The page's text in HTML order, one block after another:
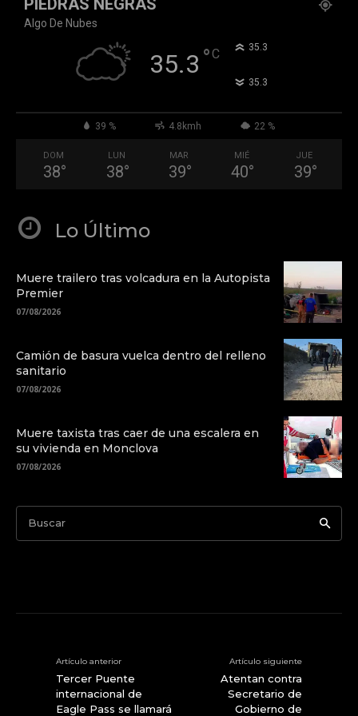
PIEDRAS NEGRAS
Algo De Nubes
35.3 °C 35.3
35.3
39 % 4.8kmh 22 %
DOM
38°
LUN
38°
MAR
39°
MIÉ
40°
JUE
39°
Lo Último
Muere trailero tras volcadura en la Autopista
Premier
07/08/2026
Camión de basura vuelca dentro del relleno
sanitario
07/08/2026
Muere taxista tras caer de una escalera en
su vivienda en Monclova
07/08/2026
Buscar
Artículo anterior
Tercer Puente
internacional de
Eagle Pass se llamará
Artículo siguiente
Atentan contra
Secretario de
Gobierno de